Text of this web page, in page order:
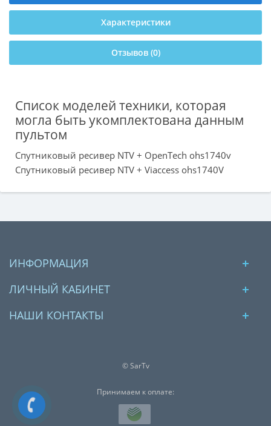
Характеристики
Отзывов (0)
Список моделей техники, которая
могла быть укомплектована данным
пультом
Спутниковый ресивер NTV + OpenTech ohs1740v
Спутниковый ресивер NTV + Viaccess ohs1740V
ИНФОРМАЦИЯ
ЛИЧНЫЙ КАБИНЕТ
НАШИ КОНТАКТЫ
© SarTv
Принимаем к оплате: